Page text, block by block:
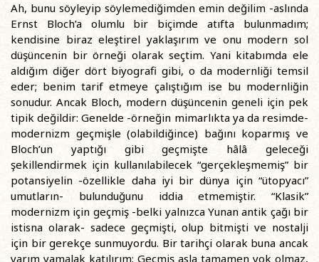
Ah, bunu söyleyip söylemediğimden emin değilim -aslında
Ernst Bloch’a olumlu bir biçimde atıfta bulunmadım;
kendisine biraz eleştirel yaklaşırım ve onu modern sol
düşüncenin bir örneği olarak seçtim. Yani kitabımda ele
aldığım diğer dört biyografi gibi, o da modernliği temsil
eder; benim tarif etmeye çalıştığım ise bu modernliğin
sonudur. Ancak Bloch, modern düşüncenin geneli için pek
tipik değildir: Genelde -örneğin mimarlıkta ya da resimde-
modernizm geçmişle (olabildiğince) bağını koparmış ve
Bloch’un yaptığı gibi geçmişte hâlâ geleceği
şekillendirmek için kullanılabilecek “gerçekleşmemiş” bir
potansiyelin -özellikle daha iyi bir dünya için “ütopyacı”
umutların- bulunduğunu iddia etmemiştir. “Klasik”
modernizm için geçmiş -belki yalnızca Yunan antik çağı bir
istisna olarak- sadece geçmişti, olup bitmişti ve nostalji
için bir gerekçe sunmuyordu. Bir tarihçi olarak buna ancak
yarım yamalak katılırım: Geçmiş asla tamamen yok olmaz,